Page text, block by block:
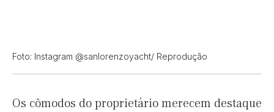
Foto: Instagram @sanlorenzoyacht/ Reprodução
Os cômodos do proprietário merecem destaque